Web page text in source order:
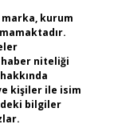
kurum
niteliği
kişiler ile isim
bilgiler